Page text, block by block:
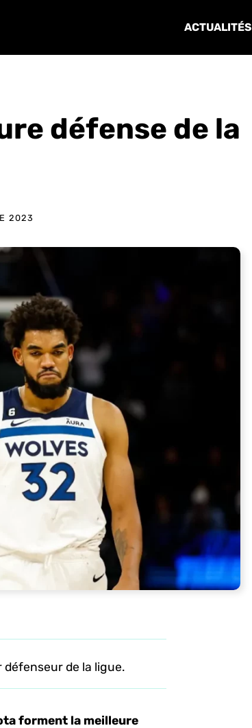
ACTUALITÉS
défense de la
2023
défenseur de la ligue.
forment la meilleure